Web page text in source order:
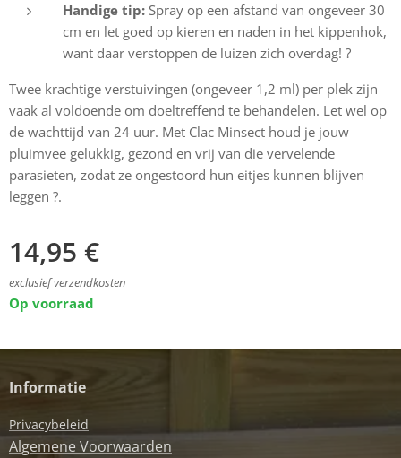
Handige tip: Spray op een afstand van ongeveer 30
cm en let goed op kieren en naden in het kippenhok,
want daar verstoppen de luizen zich overdag! ?
Twee krachtige verstuivingen (ongeveer 1,2 ml) per plek zijn
vaak al voldoende om doeltreffend te behandelen. Let wel op
de wachttijd van 24 uur. Met Clac Minsect houd je jouw
pluimvee gelukkig, gezond en vrij van die vervelende
parasieten, zodat ze ongestoord hun eitjes kunnen blijven
leggen ?.
14,95 €
exclusief verzendkosten
Op voorraad
Informatie
Privacybeleid
Algemene Voorwaarden